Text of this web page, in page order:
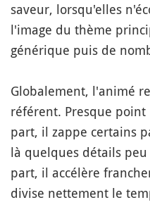
saveur, lorsqu'elles
l'image du thème
générique puis de
Globalement, l'animé
référent. Presque
part, il zappe certains
là quelques détails
part, il accélère
divise nettement le